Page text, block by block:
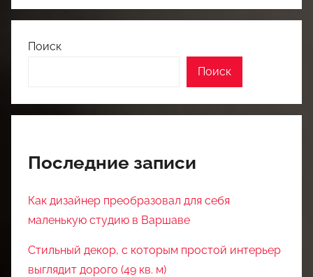
Поиск
Поиск
Последние записи
Как дизайнер преобразовал для себя
маленькую студию в Варшаве
Стильный декор, с которым простой интерьер
выглядит дорого (49 кв. м)